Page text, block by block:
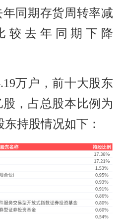
同期存货周转率减
较去年同期下降
万户，前十大股东
，占总股本比例为
持股情况如下：